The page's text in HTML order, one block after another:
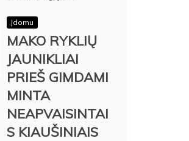
Įdomu
MAKO RYKLIŲ
JAUNIKLIAI
PRIEŠ GIMDAMI
MINTA
NEAPVAISINTAI
S KIAUŠINIAIS